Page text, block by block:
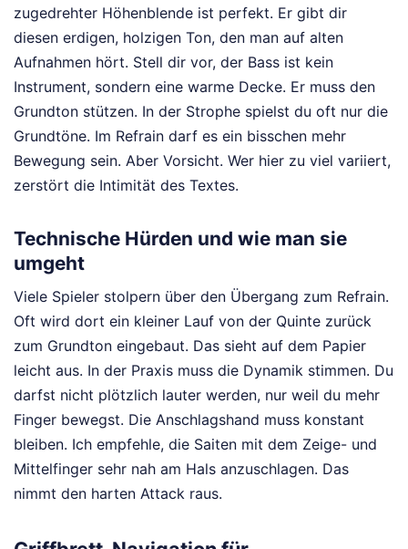
zugedrehter Höhenblende ist perfekt. Er gibt dir
diesen erdigen, holzigen Ton, den man auf alten
Aufnahmen hört. Stell dir vor, der Bass ist kein
Instrument, sondern eine warme Decke. Er muss den
Grundton stützen. In der Strophe spielst du oft nur die
Grundtöne. Im Refrain darf es ein bisschen mehr
Bewegung sein. Aber Vorsicht. Wer hier zu viel variiert,
zerstört die Intimität des Textes.
Technische Hürden und wie man sie
umgeht
Viele Spieler stolpern über den Übergang zum Refrain.
Oft wird dort ein kleiner Lauf von der Quinte zurück
zum Grundton eingebaut. Das sieht auf dem Papier
leicht aus. In der Praxis muss die Dynamik stimmen. Du
darfst nicht plötzlich lauter werden, nur weil du mehr
Finger bewegst. Die Anschlagshand muss konstant
bleiben. Ich empfehle, die Saiten mit dem Zeige- und
Mittelfinger sehr nah am Hals anzuschlagen. Das
nimmt den harten Attack raus.